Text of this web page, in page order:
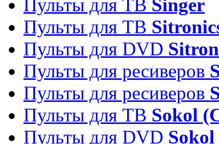
Пульты для ТВ Singer
Пульты для ТВ
Пульты для DVD
Пульты для ресиверов
Пульты для ресиверов
Пульты для ТВ Sokol
Пульты для DVD